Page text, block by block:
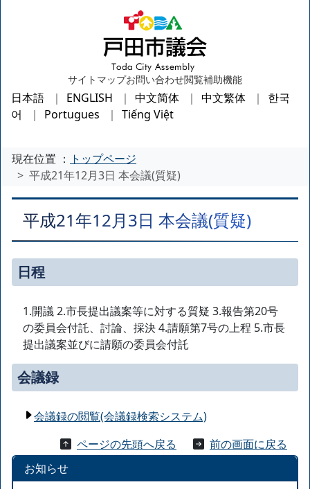
サイトマップお問い合わせ閲覧補助機能
日本語 ENGLISH 中文简体 中文繁体
한국
어
Portugues Tiếng Việt
現在位置 ： トップページ
平成21年12月3日 本会議(質疑)
平成21年12月3日 本会議(質疑)
日程
1.開議 2.市長提出議案等に対する質疑 3.報告第20号
の委員会付託、討論、採決 4.請願第7号の上程 5.市長
提出議案並びに請願の委員会付託
会議録
会議録の閲覧(会議録検索システム)
ページの先頭へ戻る
前の画面に戻る
お知らせ